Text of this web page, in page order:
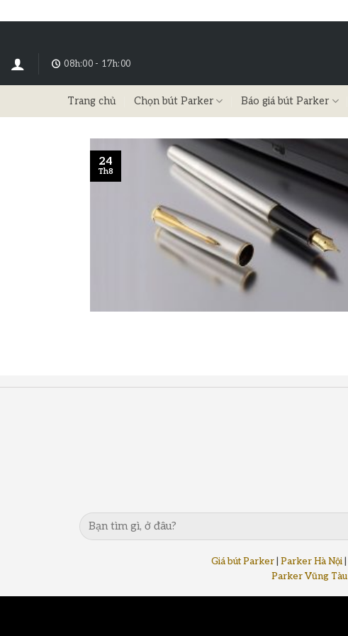
08h:00 - 17h:00
Trang chủ Chọn bút Parker Báo giá bút Parker
24
Th8
Giá bút Parker| Parker Hà Nội|
Parker Vũng Tàu